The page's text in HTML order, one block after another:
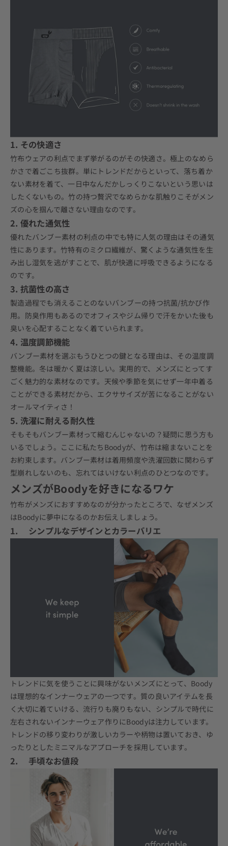
1. その快適さ
竹布ウェアの利点でまず挙がるのがその快適さ。極上のなめら
かさで着ごこち抜群。単にトレンドだからといって、落ち着か
ない素材を着て、一日中なんだかしっくりこないという思いは
したくないもの。竹の持つ贅沢でなめらかな肌触りこそがメン
ズの心を掴んで離さない理由なのです。
2. 優れた通気性
優れたバンブー素材の利点の中でも特に人気の理由はその通気
性にあります。竹特有のミクロ繊維が、驚くような通気性を生
み出し湿気を逃がすことで、肌が快適に呼吸できるようになる
のです。
3. 抗菌性の高さ
製造過程でも消えることのないバンブーの持つ抗菌/抗かび作
用。防臭作用もあるのでオフィスやジム帰りで汗をかいた後も
臭いを心配することなく着ていられます。
4. 温度調節機能
バンブー素材を選ぶもうひとつの鍵となる理由は、その温度調
整機能。冬は暖かく夏は涼しい。 実用的で、メンズにとってす
ごく魅力的な素材なのです。天候や季節を気にせず一年中着る
ことができる素材だから、エクササイズが苦になることがない
オールマイティさ ！
5. 洗濯に耐える耐久性
そもそもバンブー素材って縮むんじゃないの？疑問に思う方も
いるでしょう。ここに私たち Boodyが、竹布は縮まないことを
お約束します。バンブー素材は着用頻度や洗濯回数に関わらず
型崩れしないのも、忘れてはいけない利点のひとつなのです。
メンズがBoodyを好きになるワケ
竹布がメンズにおすすめなのが分かったところで、なぜメンズ
はBoodyに夢中になるのかお伝えしましょう。
1. シンプルなデザインとカラーバリエ
トレンドに気を使うことに興味がないメンズにとって、 Boody
は理想的なインナーウェアの一つです。質の良いアイテムを長
く大切に着ていける、流行りも廃りもない、シンプルで時代に
左右されないインナーウェア作りにBoodyは注力しています。
トレンドの移り変わりが激しいカラーや柄物は置いておき、ゆ
ったりとしたミニマルなアプローチを採用しています。
2. 手頃なお値段